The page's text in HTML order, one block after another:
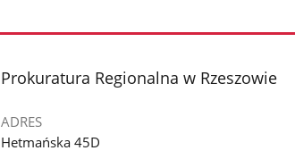
stopka
Prokuratura Regionalna w Rzeszowie
ADRES
Hetmańska 45D